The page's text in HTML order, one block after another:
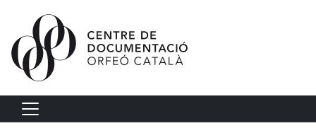
Vés al contingut
Navegació principal